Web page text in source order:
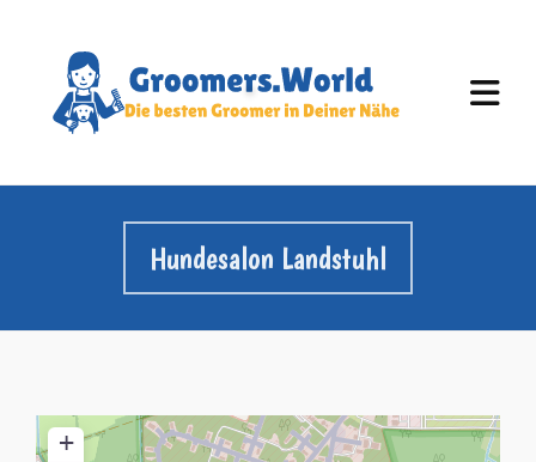
Hundesalon Landstuhl
+